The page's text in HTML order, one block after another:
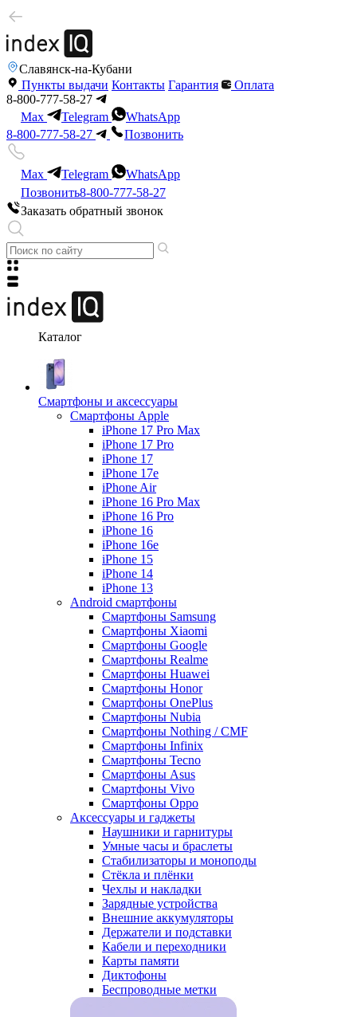
Славянск-на-Кубани
Пункты выдачи Контакты Гарантия
Оплата
8-800-777-58-27
Max
Telegram
WhatsApp
8-800-777-58-27
Позвонить
Max Telegram
WhatsApp
Позвонить8-800-777-58-27
Заказать обратный звонок
Каталог
Смартфоны и аксессуары
Смартфоны Apple
iPhone 17 Pro Max
iPhone 17 Pro
iPhone 17
iPhone 17e
iPhone Air
iPhone 16 Pro Max
iPhone 16 Pro
iPhone 16
iPhone 16e
iPhone 15
iPhone 14
iPhone 13
Android cмартфоны
Смартфоны Samsung
Смартфоны Xiaomi
Смартфоны Google
Смартфоны Realme
Смартфоны Huawei
Смартфоны Honor
Смартфоны OnePlus
Смартфоны Nubia
Смартфоны Nothing / CMF
Смартфоны Infinix
Смартфоны Tecno
Смартфоны Asus
Смартфоны Vivo
Смартфоны Oppo
Аксессуары и гаджеты
Наушники и гарнитуры
Умные часы и браслеты
Стабилизаторы и моноподы
Стёкла и плёнки
Чехлы и накладки
Зарядные устройства
Внешние аккумуляторы
Держатели и подставки
Кабели и переходники
Карты памяти
Диктофоны
Беспроводные метки